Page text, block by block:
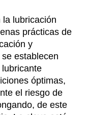
la lubricación
prácticas de
y
establecen
óptimas,
el riesgo de
de este